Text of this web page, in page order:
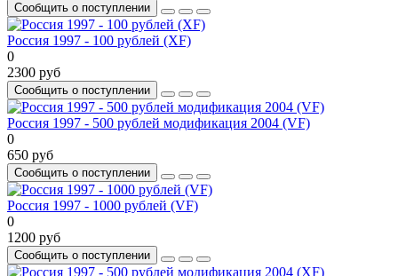
Сообщить о поступлении
Россия 1997 - 100 рублей (XF)
0
2300 руб
Сообщить о поступлении
Россия 1997 - 500 рублей модификация 2004 (VF)
0
650 руб
Сообщить о поступлении
Россия 1997 - 1000 рублей (VF)
0
1200 руб
Сообщить о поступлении